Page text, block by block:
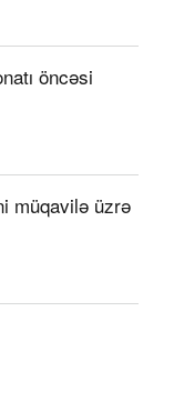
öncəsi
müqavilə üzrə